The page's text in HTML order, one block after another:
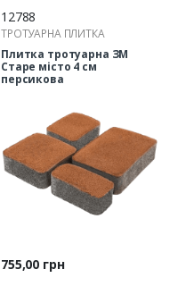
12788
ТРОТУАРНА ПЛИТКА
Плитка тротуарна ЗМ
Старе місто 4 см
персикова
Ціна
755,00 грн